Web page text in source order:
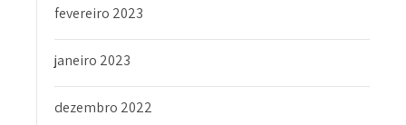
fevereiro 2023
janeiro 2023
dezembro 2022